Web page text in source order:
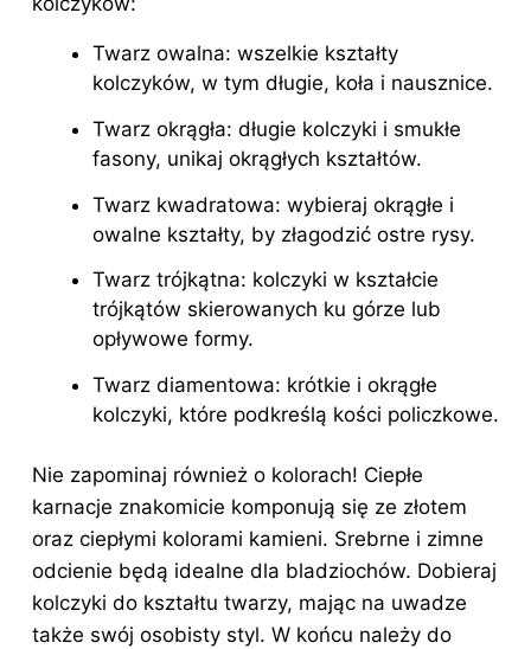
Twarz owalna: wszelkie kształty
kolczyków, w tym długie, koła i nausznice.
Twarz okrągła: długie kolczyki i smukłe
fasony, unikaj okrągłych kształtów.
Twarz kwadratowa: wybieraj okrągłe i
owalne kształty, by złagodzić ostre rysy.
Twarz trójkątna: kolczyki w kształcie
trójkątów skierowanych ku górze lub
opływowe formy.
Twarz diamentowa: krótkie i okrągłe
kolczyki, które podkreślą kości policzkowe.
Nie zapominaj również o kolorach! Ciepłe
karnacje znakomicie komponują się ze złotem
oraz ciepłymi kolorami kamieni. Srebrne i zimne
odcienie będą idealne dla bladziochów. Dobieraj
kolczyki do kształtu twarzy, mając na uwadze
także swój osobisty styl. W końcu należy do